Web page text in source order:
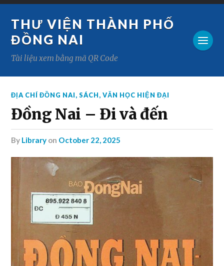
THƯ VIỆN THÀNH PHỐ
ĐỒNG NAI
Tài liệu xem bằng mã QR Code
ĐỊA CHÍ ĐỒNG NAI,SÁCH,VĂN HỌC HIỆN ĐẠI
Đồng Nai – Đi và đến
by Library on October 22, 2025